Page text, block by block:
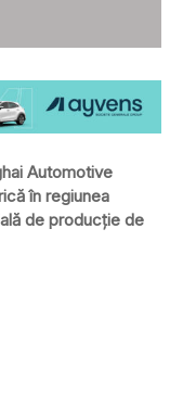
Automotive
în regiunea
de producție de